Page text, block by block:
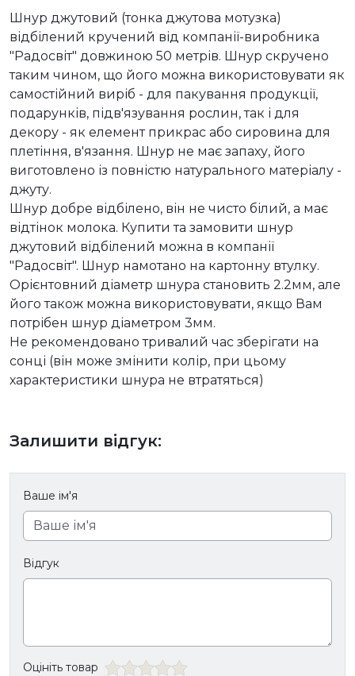
Шнур джутовий (тонка джутова мотузка)
відбілений кручений від компанії-виробника
"Радосвіт" довжиною 50 метрів. Шнур скручено
таким чином, що його можна використовувати як
самостійний виріб - для пакування продукції,
подарунків, підв'язування рослин, так і для
декору - як елемент прикрас або сировина для
плетіння, в'язання. Шнур не має запаху, його
виготовлено із повністю натурального матеріалу -
джуту.
Шнур добре відбілено, він не чисто білий, а має
відтінок молока. Купити та замовити шнур
джутовий відбілений можна в компанії
"Радосвіт". Шнур намотано на картонну втулку.
Орієнтовний діаметр шнура становить 2.2мм, але
його також можна використовувати, якщо Вам
потрібен шнур діаметром 3мм.
Не рекомендовано тривалий час зберігати на
сонці (він може змінити колір, при цьому
характеристики шнура не втратяться)
Залишити відгук:
Ваше ім'я
Відгук
Оцініть товар